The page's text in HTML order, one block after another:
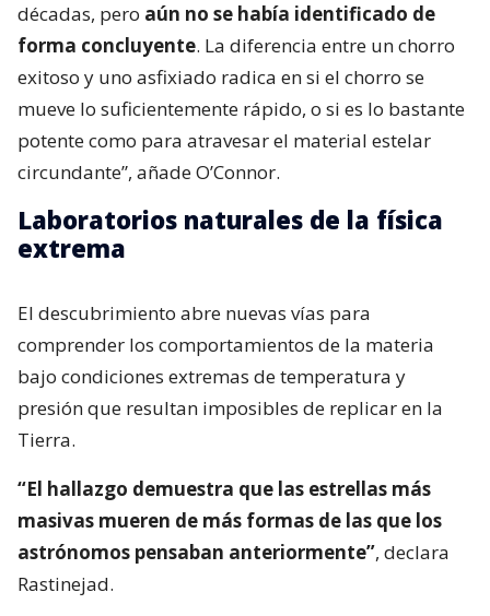
décadas, pero aún no se había identificado de
forma concluyente. La diferencia entre un chorro
exitoso y uno asfixiado radica en si el chorro se
mueve lo suficientemente rápido, o si es lo bastante
potente como para atravesar el material estelar
circundante”, añade O’Connor.
Laboratorios naturales de la física
extrema
El descubrimiento abre nuevas vías para
comprender los comportamientos de la materia
bajo condiciones extremas de temperatura y
presión que resultan imposibles de replicar en la
Tierra.
“El hallazgo demuestra que las estrellas más
masivas mueren de más formas de las que los
astrónomos pensaban anteriormente”, declara
Rastinejad.